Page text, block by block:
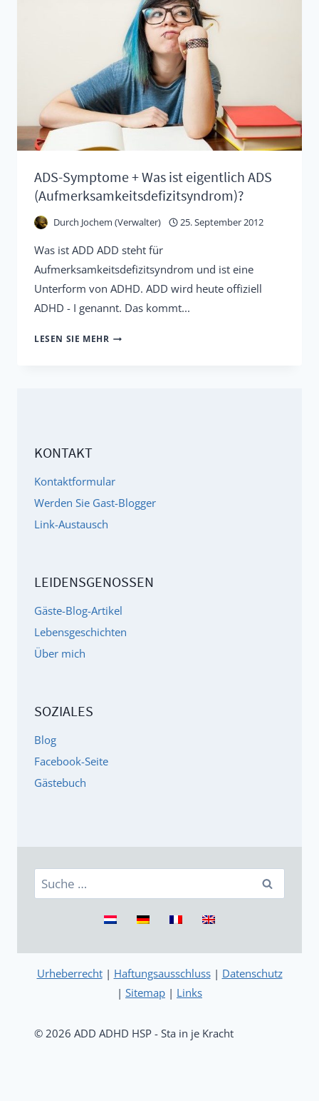
GENERATION
(FLYER
WURDE
MIR
AUF
DER
STRASSE
AUSGEHÄNDIGT)
ADS-Symptome + Was ist eigentlich ADS
(Aufmerksamkeitsdefizitsyndrom)?
Durch Jochem (Verwalter) 25. September 2012
Was ist ADD ADD steht für
Aufmerksamkeitsdefizitsyndrom und ist eine
Unterform von ADHD. ADD wird heute offiziell
ADHD - I genannt. Das kommt...
LESEN SIE MEHR ADS-
KONTAKT
Kontaktformular
Werden Sie Gast-Blogger
Link-Austausch
LEIDENSGENOSSEN
Gäste-Blog-Artikel
Lebensgeschichten
Über mich
SOZIALES
Blog
Facebook-Seite
Gästebuch
Suche
nach:
© 2026 ADD ADHD HSP - Sta in je Kracht
Urheberrecht| Haftungsausschluss| Datenschutz
| Sitemap | Links